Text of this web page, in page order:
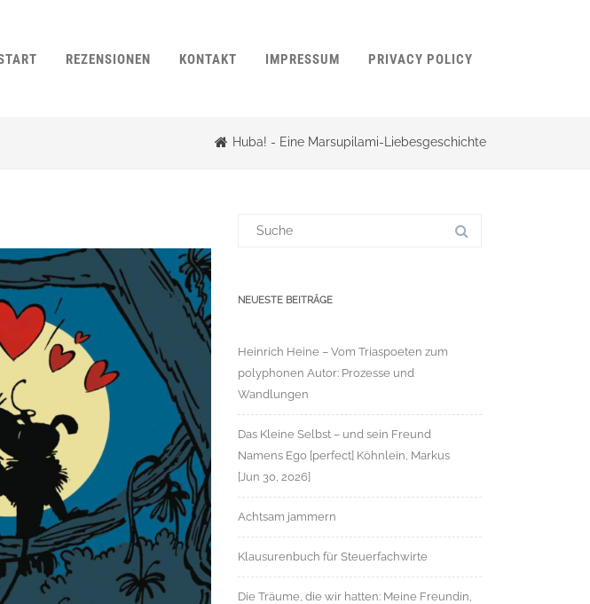
REZENSIONEN KONTAKT IMPRESSUM PRIVACY POLICY
Huba! - Eine Marsupilami-Liebesgeschichte
NEUESTE BEITRÄGE
Heinrich Heine – Vom Triaspoeten zum
polyphonen Autor: Prozesse und
Wandlungen
Das Kleine Selbst – und sein Freund
Namens Ego [perfect] Köhnlein, Markus
[Jun 30, 2026]
Achtsam jammern
Klausurenbuch für Steuerfachwirte
Die Träume, die wir hatten: Meine Freundin,